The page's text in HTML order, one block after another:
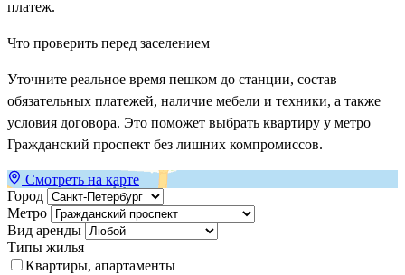
платеж.
Что проверить перед заселением
Уточните реальное время пешком до станции, состав
обязательных платежей, наличие мебели и техники, а также
условия договора. Это поможет выбрать квартиру у метро
Гражданский проспект без лишних компромиссов.
Смотреть на карте
Город
Метро
Вид аренды
Типы жилья
Квартиры, апартаменты